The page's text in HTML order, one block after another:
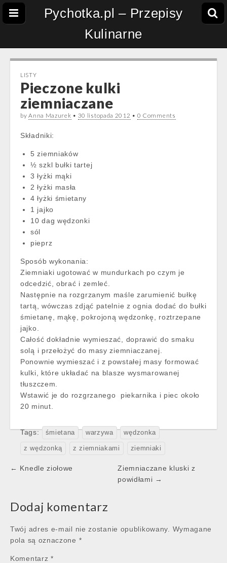
Pychotka.pl – Przepisy
Kulinarne
LISTY
Pieczone kulki
ziemniaczane
byAnna Mazurek • 30 listopada 2012 • 0 Comments
Składniki:
5 ziemniaków
½ szkl bułki tartej
3 łyżki mąki
2 łyżki masła
4 łyżki śmietany
1 jajko
10 dag wędzonki
sól
pieprz
Sposób wykonania:
Ziemniaki ugotować w mundurkach po czym je
odcedzić, obrać i zemleć.
Następnie na rozgrzanym maśle zarumienić bułkę
tartą, wówczas zdjąć patelnie z ognia dodać do bułki
śmietanę, mąkę, pokrojoną wędzonkę, roztrzepane
jajko.
Całość dokładnie wymieszać, doprawić do smaku
solą i przełożyć do masy ziemniaczanej.
Ponownie wymieszać i z powstałej masy formować
kulki, które układać na blasze wysmarowanej
tłuszczem.
Wstawić je do rozgrzanego piekarnika i piec około
20 minut.
Tags: śmietana warzywa wędzonka
z wędzonką z ziemniakami ziemniaki
Post
← Knedle ziołowe
Ziemniaczane kluski z
powidłami →
Dodaj komentarz
Twój adres e-mail nie zostanie opublikowany.
Wymagane
pola są oznaczone *
Komentarz *